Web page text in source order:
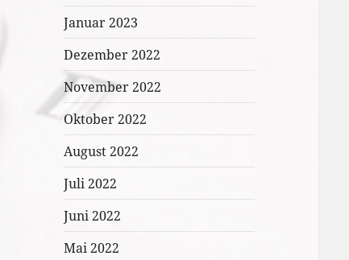
Januar 2023
Dezember 2022
November 2022
Oktober 2022
August 2022
Juli 2022
Juni 2022
Mai 2022